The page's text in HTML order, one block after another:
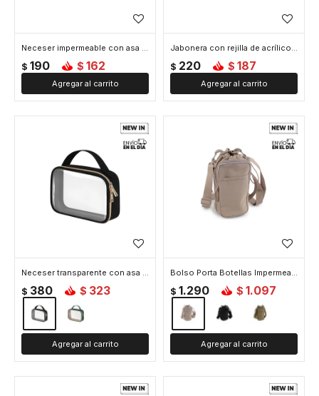
Neceser impermeable con asa - 20x12x7cm - Rosado
$ 190 $ 162
Jabonera con rejilla de acrílico - Verde
$ 220 $ 187
Neceser transparente con asa - 20x6x15cm - Negro
$ 380 $ 323
Bolso Porta Botellas Impermeable de Viaje - Beige
$ 1.290 $ 1.097